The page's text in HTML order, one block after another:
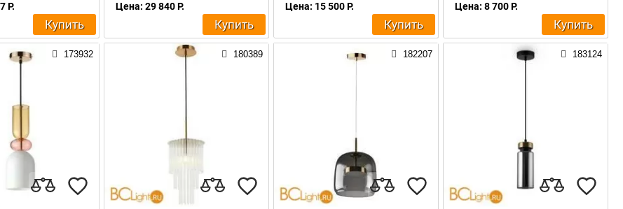
Р.
Купить
Цена: 29 840 Р.
Купить
Цена: 15 500 Р.
Купить
Цена: 8 700 Р.
Купить
173932 180389 182207 183124